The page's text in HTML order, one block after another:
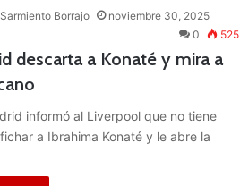
Borrajo
noviembre 30, 2025
0
525
descarta a Konaté y mira a
informó al Liverpool que no tiene
a Ibrahima Konaté y le abre la